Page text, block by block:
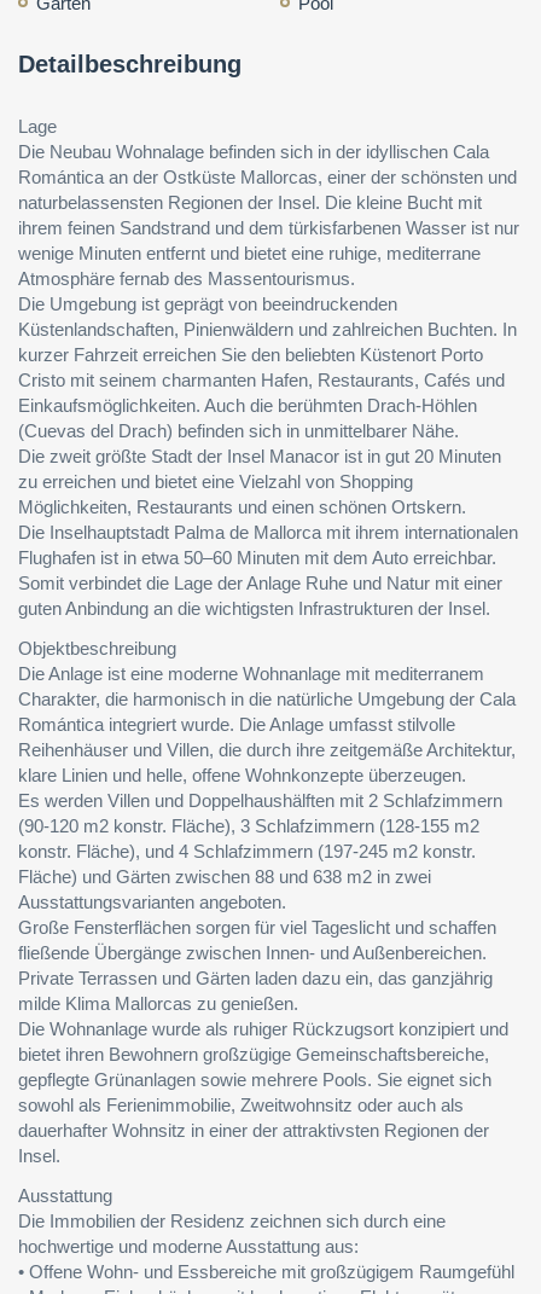
Detailbeschreibung
Lage
Die Neubau Wohnalage befinden sich in der idyllischen Cala
Romántica an der Ostküste Mallorcas, einer der schönsten und
naturbelassensten Regionen der Insel. Die kleine Bucht mit
ihrem feinen Sandstrand und dem türkisfarbenen Wasser ist nur
wenige Minuten entfernt und bietet eine ruhige, mediterrane
Atmosphäre fernab des Massentourismus.
Die Umgebung ist geprägt von beeindruckenden
Küstenlandschaften, Pinienwäldern und zahlreichen Buchten. In
kurzer Fahrzeit erreichen Sie den beliebten Küstenort Porto
Cristo mit seinem charmanten Hafen, Restaurants, Cafés und
Einkaufsmöglichkeiten. Auch die berühmten Drach-Höhlen
(Cuevas del Drach) befinden sich in unmittelbarer Nähe.
Die zweit größte Stadt der Insel Manacor ist in gut 20 Minuten
zu erreichen und bietet eine Vielzahl von Shopping
Möglichkeiten, Restaurants und einen schönen Ortskern.
Die Inselhauptstadt Palma de Mallorca mit ihrem internationalen
Flughafen ist in etwa 50–60 Minuten mit dem Auto erreichbar.
Somit verbindet die Lage der Anlage Ruhe und Natur mit einer
guten Anbindung an die wichtigsten Infrastrukturen der Insel.
Objektbeschreibung
Die Anlage ist eine moderne Wohnanlage mit mediterranem
Charakter, die harmonisch in die natürliche Umgebung der Cala
Romántica integriert wurde. Die Anlage umfasst stilvolle
Reihenhäuser und Villen, die durch ihre zeitgemäße Architektur,
klare Linien und helle, offene Wohnkonzepte überzeugen.
Es werden Villen und Doppelhaushälften mit 2 Schlafzimmern
(90-120 m2 konstr. Fläche), 3 Schlafzimmern (128-155 m2
konstr. Fläche), und 4 Schlafzimmern (197-245 m2 konstr.
Fläche) und Gärten zwischen 88 und 638 m2 in zwei
Ausstattungsvarianten angeboten.
Große Fensterflächen sorgen für viel Tageslicht und schaffen
fließende Übergänge zwischen Innen- und Außenbereichen.
Private Terrassen und Gärten laden dazu ein, das ganzjährig
milde Klima Mallorcas zu genießen.
Die Wohnanlage wurde als ruhiger Rückzugsort konzipiert und
bietet ihren Bewohnern großzügige Gemeinschaftsbereiche,
gepflegte Grünanlagen sowie mehrere Pools. Sie eignet sich
sowohl als Ferienimmobilie, Zweitwohnsitz oder auch als
dauerhafter Wohnsitz in einer der attraktivsten Regionen der
Insel.
Ausstattung
Die Immobilien der Residenz zeichnen sich durch eine
hochwertige und moderne Ausstattung aus:
• Offene Wohn- und Essbereiche mit großzügigem Raumgefühl